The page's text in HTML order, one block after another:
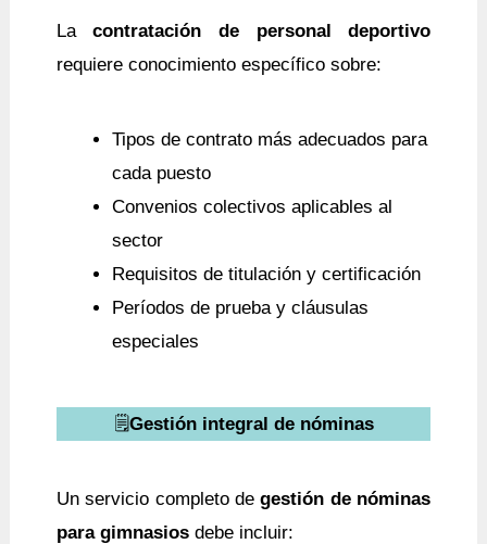
Lacontratación de personal deportivo
requiere conocimiento específico sobre:
Tipos de contrato más adecuados para
cada puesto
Convenios colectivos aplicables al
sector
Requisitos de titulación y certificación
Períodos de prueba y cláusulas
especiales
🗒️Gestión integral de nóminas
Un servicio completo degestión de nóminas
para gimnasiosdebe incluir: